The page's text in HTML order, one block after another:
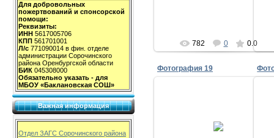
Для добровольных
пожертвований и спонсорской
помощи:
Реквизиты:
ИНН 5617005706
КПП 561701001
Л/с 771090014 в фин. отделе
администрации Сорочинского
района Оренбургской области
БИК 045308000
Обязательно указать - для
МБОУ «Баклановская СОШ»
Важная информация
Отдел ЗАГС Сорочинского района
782 0 0.0
Фотография 19